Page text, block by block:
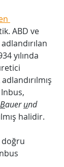
ABD ve
yılında
Inbus,
Bauer und
halidir.
doğru